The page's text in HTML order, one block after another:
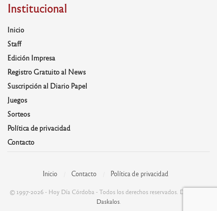
Institucional
Inicio
Staff
Edición Impresa
Registro Gratuito al News
Suscripción al Diario Papel
Juegos
Sorteos
Política de privacidad
Contacto
Inicio Contacto Política de privacidad
© 1997-2026 - Hoy Día Córdoba - Todos los derechos reservados. Desarrolla:
Daskalos.